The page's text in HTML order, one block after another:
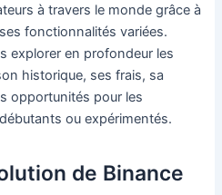
à travers le monde grâce à
fonctionnalités variées.
explorer en profondeur les
historique, ses frais, sa
opportunités pour les
ou expérimentés.
de Binance